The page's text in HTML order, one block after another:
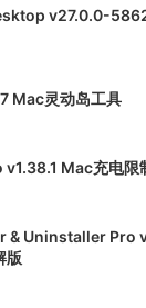
v27.0.0-
Mac灵动岛工具
Mac充电限
& Uninstaller Pro
版